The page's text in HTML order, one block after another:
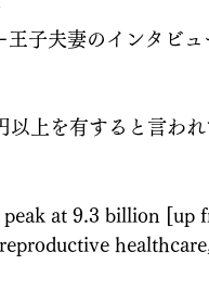
子夫妻のインタビュ
上を有すると言われ